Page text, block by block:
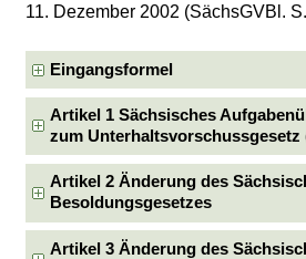
11. Dezember 2002 (SächsGVBl.
Eingangsformel
Artikel 1 Sächsisches
zum Unterhaltsvorschussgesetz
Artikel 2 Änderung des
Besoldungsgesetzes
Artikel 3 Änderung des